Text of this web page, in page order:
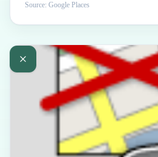
Source: Google Places